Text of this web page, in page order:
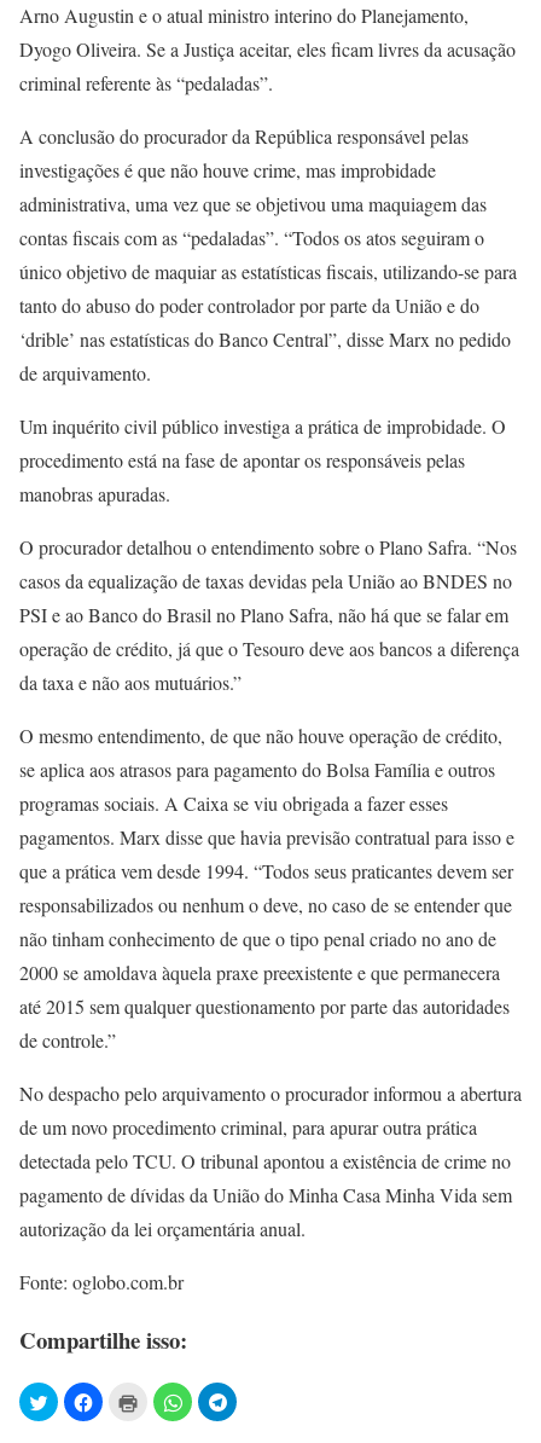
Arno Augustin e o atual ministro interino do Planejamento,
Dyogo Oliveira. Se a Justiça aceitar, eles ficam livres da acusação
criminal referente às “pedaladas”.
A conclusão do procurador da República responsável pelas
investigações é que não houve crime, mas improbidade
administrativa, uma vez que se objetivou uma maquiagem das
contas fiscais com as “pedaladas”. “Todos os atos seguiram o
único objetivo de maquiar as estatísticas fiscais, utilizando-se para
tanto do abuso do poder controlador por parte da União e do
‘drible’ nas estatísticas do Banco Central”, disse Marx no pedido
de arquivamento.
Um inquérito civil público investiga a prática de improbidade. O
procedimento está na fase de apontar os responsáveis pelas
manobras apuradas.
O procurador detalhou o entendimento sobre o Plano Safra. “Nos
casos da equalização de taxas devidas pela União ao BNDES no
PSI e ao Banco do Brasil no Plano Safra, não há que se falar em
operação de crédito, já que o Tesouro deve aos bancos a diferença
da taxa e não aos mutuários.”
O mesmo entendimento, de que não houve operação de crédito,
se aplica aos atrasos para pagamento do Bolsa Família e outros
programas sociais. A Caixa se viu obrigada a fazer esses
pagamentos. Marx disse que havia previsão contratual para isso e
que a prática vem desde 1994. “Todos seus praticantes devem ser
responsabilizados ou nenhum o deve, no caso de se entender que
não tinham conhecimento de que o tipo penal criado no ano de
2000 se amoldava àquela praxe preexistente e que permanecera
até 2015 sem qualquer questionamento por parte das autoridades
de controle.”
No despacho pelo arquivamento o procurador informou a abertura
de um novo procedimento criminal, para apurar outra prática
detectada pelo TCU. O tribunal apontou a existência de crime no
pagamento de dívidas da União do Minha Casa Minha Vida sem
autorização da lei orçamentária anual.
Fonte: oglobo.com.br
Compartilhe isso: